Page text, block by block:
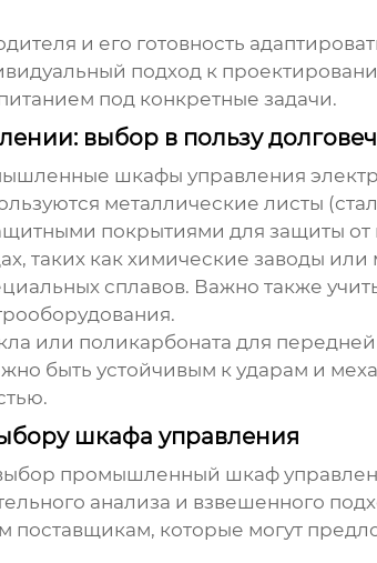
и его готовность
подход к
под конкретные задачи.
выбор в пользу
шкафы управления
металлические листы
покрытиями для защиты от
таких как химические заводы
сплавов. Важно также
или поликарбоната для
быть устойчивым к ударам и
шкафа управления
промышленный шкаф
анализа и взвешенного
поставщикам, которые могут